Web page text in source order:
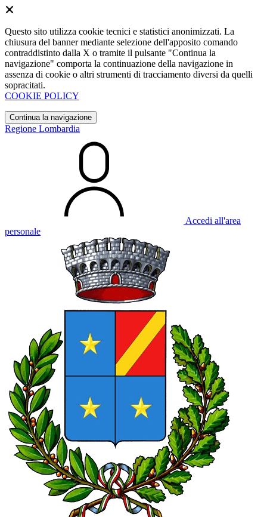
Questo sito utilizza cookie tecnici e statistici anonimizzati. La
chiusura del banner mediante selezione dell'apposito comando
contraddistinto dalla X o tramite il pulsante "Continua la
navigazione" comporta la continuazione della navigazione in
assenza di cookie o altri strumenti di tracciamento diversi da quelli
sopracitati.
COOKIE POLICY
Continua la navigazione
Regione Lombardia
Accedi all'area
personale